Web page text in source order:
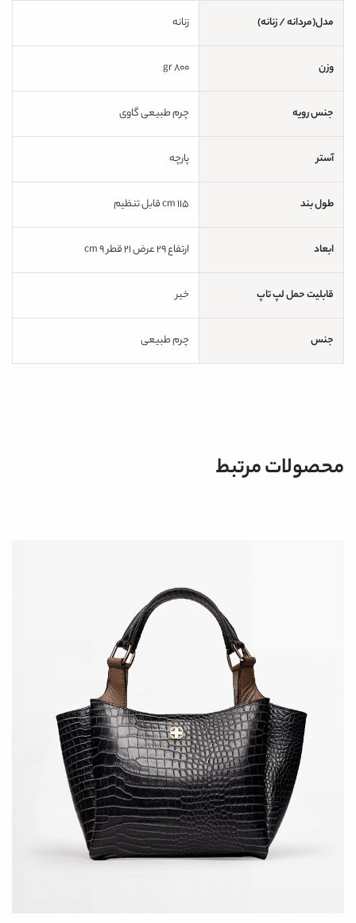
مدل(مردانه / زنانه) زنانه
وزن 800 gr
جنس رویه چرم طبیعی گاوی
آستر پارچه
طول بند 115 cm قابل تنظیم
ابعاد ارتفاع 29 عرض 21 قطر 9 cm
قابلیت حمل لپ تاپ خیر
جنس چرم طبیعی
محصولات مرتبط